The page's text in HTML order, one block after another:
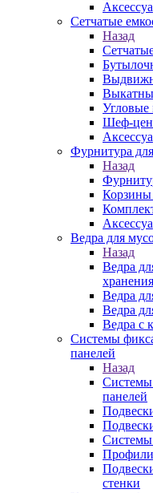
Сетчатые
Назад
Угловые
Шеф-
Фурнитура
Назад
Корзины
Ведра для
Назад
Ведра
хранения
Ведра
Ведра
Ведра с
Системы
панелей
Назад
Системы
панелей
Системы
стенки